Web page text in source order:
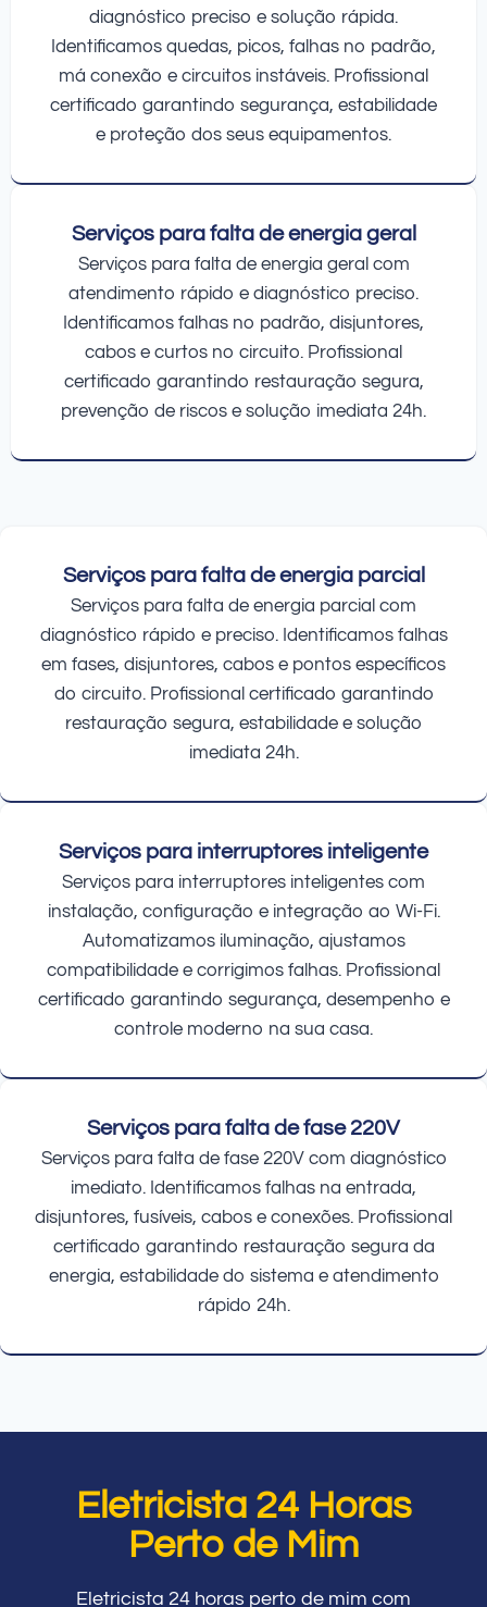
diagnóstico preciso e solução rápida.
Identificamos quedas, picos, falhas no padrão,
má conexão e circuitos instáveis. Profissional
certificado garantindo segurança, estabilidade
e proteção dos seus equipamentos.
Serviços para falta de energia geral
Serviços para falta de energia geral com
atendimento rápido e diagnóstico preciso.
Identificamos falhas no padrão, disjuntores,
cabos e curtos no circuito. Profissional
certificado garantindo restauração segura,
prevenção de riscos e solução imediata 24h.
Serviços para falta de energia parcial
Serviços para falta de energia parcial com
diagnóstico rápido e preciso. Identificamos falhas
em fases, disjuntores, cabos e pontos específicos
do circuito. Profissional certificado garantindo
restauração segura, estabilidade e solução
imediata 24h.
Serviços para interruptores inteligente
Serviços para interruptores inteligentes com
instalação, configuração e integração ao Wi-Fi.
Automatizamos iluminação, ajustamos
compatibilidade e corrigimos falhas. Profissional
certificado garantindo segurança, desempenho e
controle moderno na sua casa.
Serviços para falta de fase 220V
Serviços para falta de fase 220V com diagnóstico
imediato. Identificamos falhas na entrada,
disjuntores, fusíveis, cabos e conexões. Profissional
certificado garantindo restauração segura da
energia, estabilidade do sistema e atendimento
rápido 24h.
Eletricista 24 Horas
Perto de Mim
Eletricista 24 horas perto de mim com